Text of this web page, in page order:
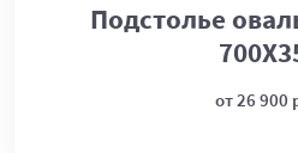
Подстолье
от 26 900